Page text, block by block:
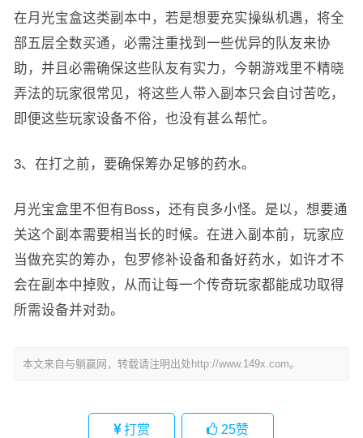
在月光宝盒这类副本中，若是想要充实操纵机遇，将全
部五层全数买通，必需注重找到一些优异的队友来协
助，并且必需确保这些队友有实力，今朝游戏里不精晓
弄法的玩家很常见，将这些人带入副本只会自讨苦吃，
即便这些玩家设备不俗，也没有甚么帮忙。
3、在打之前，要确保筹办足够的药水。
月光宝盒里不但有Boss，还有良多小怪。是以，想要通
关这个副本需要相当长的时候。在进入副本前，玩家应
当做充实的筹办，包罗修补设备和备好药水，如许才不
会在副本中掉败，从而让每一个传奇玩家都能成功取得
所需设备并对劲。
本文来自与躺赢网，转载请注明出处http://www.149x.com。
打赏 25赞